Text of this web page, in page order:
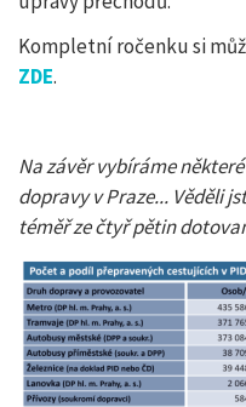
Kompletní ročenku si
ZDE.
Na závěr vybíráme
dopravy v Praze... Věděli
téměř ze čtyř pětin